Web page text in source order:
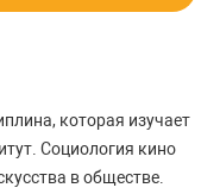
которая изучает
Социология кино
в обществе.